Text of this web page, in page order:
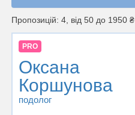
Пропозицій: 4, від 50 до 1950 ₴
PRO
Оксана
Коршунова
подолог